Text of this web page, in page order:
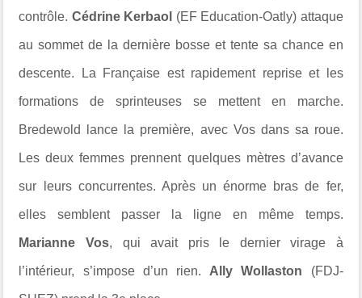
contrôle. Cédrine Kerbaol (EF Education-Oatly) attaque
au sommet de la dernière bosse et tente sa chance en
descente. La Française est rapidement reprise et les
formations de sprinteuses se mettent en marche.
Bredewold lance la première, avec Vos dans sa roue.
Les deux femmes prennent quelques mètres d’avance
sur leurs concurrentes. Après un énorme bras de fer,
elles semblent passer la ligne en même temps.
Marianne Vos, qui avait pris le dernier virage à
l’intérieur, s’impose d’un rien. Ally Wollaston (FDJ-